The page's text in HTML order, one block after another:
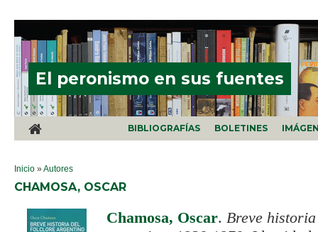
El peronismo en sus fuentes
BIBLIOGRAFÍAS BOLETINES
SE ENCUENTRA USTED AQUÍ
Inicio »Autores
CHAMOSA, OSCAR
Chamosa, Oscar. Breve